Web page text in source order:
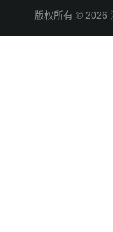
版权所有 ©